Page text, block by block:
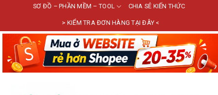
SƠ ĐỒ – PHẦN MỀM – TOOL CHIA SẺ KIẾN THỨC
> KIỂM TRA ĐƠN HÀNG TẠI ĐÂY <